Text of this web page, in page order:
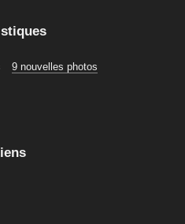
9 nouvelles photos